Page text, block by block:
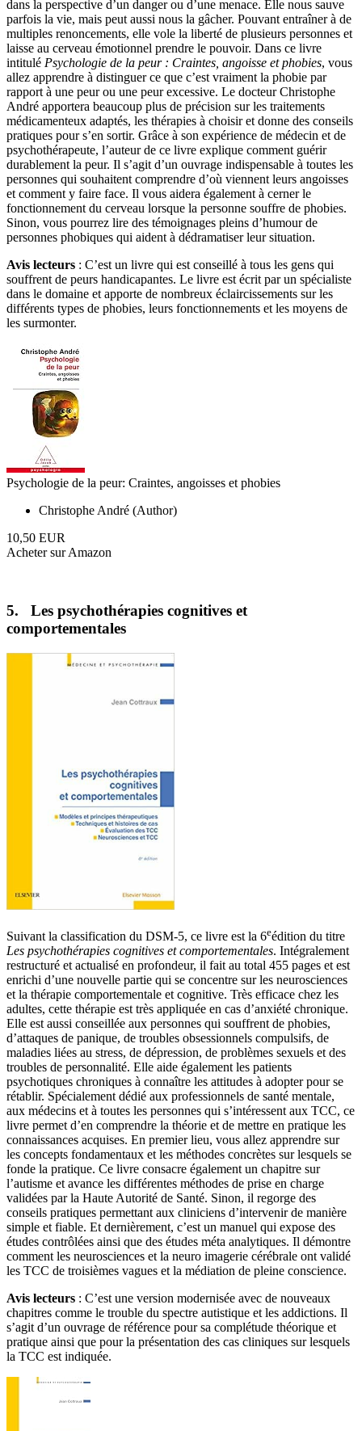
dans la perspective d’un danger ou d’une menace. Elle nous sauve
parfois la vie, mais peut aussi nous la gâcher. Pouvant entraîner à de
multiples renoncements, elle vole la liberté de plusieurs personnes et
laisse au cerveau émotionnel prendre le pouvoir. Dans ce livre
intitulé Psychologie de la peur : Craintes, angoisse et phobies, vous
allez apprendre à distinguer ce que c’est vraiment la phobie par
rapport à une peur ou une peur excessive. Le docteur Christophe
André apportera beaucoup plus de précision sur les traitements
médicamenteux adaptés, les thérapies à choisir et donne des conseils
pratiques pour s’en sortir. Grâce à son expérience de médecin et de
psychothérapeute, l’auteur de ce livre explique comment guérir
durablement la peur. Il s’agit d’un ouvrage indispensable à toutes les
personnes qui souhaitent comprendre d’où viennent leurs angoisses
et comment y faire face. Il vous aidera également à cerner le
fonctionnement du cerveau lorsque la personne souffre de phobies.
Sinon, vous pourrez lire des témoignages pleins d’humour de
personnes phobiques qui aident à dédramatiser leur situation.
Avis lecteurs : C’est un livre qui est conseillé à tous les gens qui
souffrent de peurs handicapantes. Le livre est écrit par un spécialiste
dans le domaine et apporte de nombreux éclaircissements sur les
différents types de phobies, leurs fonctionnements et les moyens de
les surmonter.
Psychologie de la peur: Craintes, angoisses et phobies
Christophe André (Author)
10,50 EUR
Acheter sur Amazon
5. Les psychothérapies cognitives et
comportementales
Suivant la classification du DSM-5, ce livre est la 6eédition du titre
Les psychothérapies cognitives et comportementales. Intégralement
restructuré et actualisé en profondeur, il fait au total 455 pages et est
enrichi d’une nouvelle partie qui se concentre sur les neurosciences
et la thérapie comportementale et cognitive. Très efficace chez les
adultes, cette thérapie est très appliquée en cas d’anxiété chronique.
Elle est aussi conseillée aux personnes qui souffrent de phobies,
d’attaques de panique, de troubles obsessionnels compulsifs, de
maladies liées au stress, de dépression, de problèmes sexuels et des
troubles de personnalité. Elle aide également les patients
psychotiques chroniques à connaître les attitudes à adopter pour se
rétablir. Spécialement dédié aux professionnels de santé mentale,
aux médecins et à toutes les personnes qui s’intéressent aux TCC, ce
livre permet d’en comprendre la théorie et de mettre en pratique les
connaissances acquises. En premier lieu, vous allez apprendre sur
les concepts fondamentaux et les méthodes concrètes sur lesquels se
fonde la pratique. Ce livre consacre également un chapitre sur
l’autisme et avance les différentes méthodes de prise en charge
validées par la Haute Autorité de Santé. Sinon, il regorge des
conseils pratiques permettant aux cliniciens d’intervenir de manière
simple et fiable. Et dernièrement, c’est un manuel qui expose des
études contrôlées ainsi que des études méta analytiques. Il démontre
comment les neurosciences et la neuro imagerie cérébrale ont validé
les TCC de troisièmes vagues et la médiation de pleine conscience.
Avis lecteurs : C’est une version modernisée avec de nouveaux
chapitres comme le trouble du spectre autistique et les addictions. Il
s’agit d’un ouvrage de référence pour sa complétude théorique et
pratique ainsi que pour la présentation des cas cliniques sur lesquels
la TCC est indiquée.